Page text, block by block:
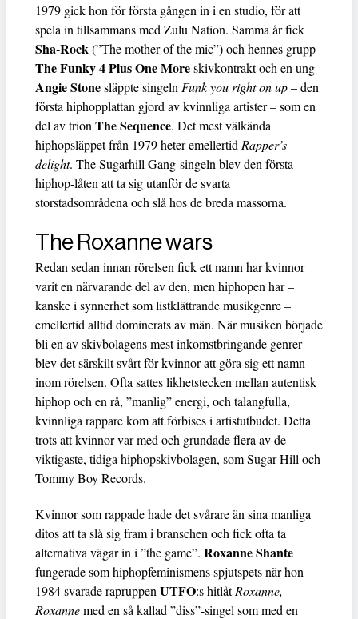
1979 gick hon för första gången in i en studio, för att
spela in tillsammans med Zulu Nation. Samma år fick
Sha-Rock(”The mother of the mic”) och hennes grupp
The Funky 4 Plus One Moreskivkontrakt och en ung
Angie Stonesläppte singeln Funk you right on up– den
första hiphopplattan gjord av kvinnliga artister – som en
del av trion The Sequence. Det mest välkända
hiphopsläppet från 1979 heter emellertid Rapper’s
delight. The Sugarhill Gang-singeln blev den första
hiphop-låten att ta sig utanför de svarta
storstadsområdena och slå hos de breda massorna.
The Roxanne wars
Redan sedan innan rörelsen fick ett namn har kvinnor
varit en närvarande del av den, men hiphopen har –
kanske i synnerhet som listklättrande musikgenre –
emellertid alltid dominerats av män. När musiken började
bli en av skivbolagens mest inkomstbringande genrer
blev det särskilt svårt för kvinnor att göra sig ett namn
inom rörelsen. Ofta sattes likhetstecken mellan autentisk
hiphop och en rå, ”manlig” energi, och talangfulla,
kvinnliga rappare kom att förbises i artistutbudet. Detta
trots att kvinnor var med och grundade flera av de
viktigaste, tidiga hiphopskivbolagen, som Sugar Hill och
Tommy Boy Records.
Kvinnor som rappade hade det svårare än sina manliga
ditos att ta slå sig fram i branschen och fick ofta ta
alternativa vägar in i ”the game”. Roxanne Shante
fungerade som hiphopfeminismens spjutspets när hon
1984 svarade rapruppen UTFO:s hitlåtRoxanne,
Roxannemed en så kallad ”diss”-singel som med en